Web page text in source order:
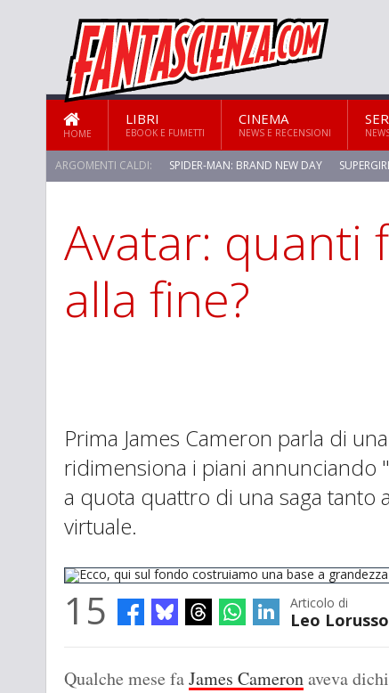
HOME
LIBRI
EBOOK E FUMETTI
CINEMA
NEWS E RECENSIONI
ARGOMENTI CALDI: SPIDER-MAN: BRAND NEW DAY
Avatar: quanti
alla fine?
Prima James Cameron parla di
ridimensiona i piani annunciando
a quota quattro di una saga tanto
virtuale.
15 Articolo di
Leo Lorusso
Qualche mese faJames Cameronaveva